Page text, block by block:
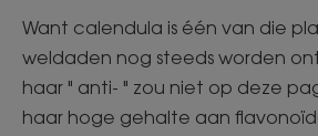
Want calendula is één van die
weldaden nog steeds worden
haar " anti- " zou niet op deze
haar hoge gehalte aan